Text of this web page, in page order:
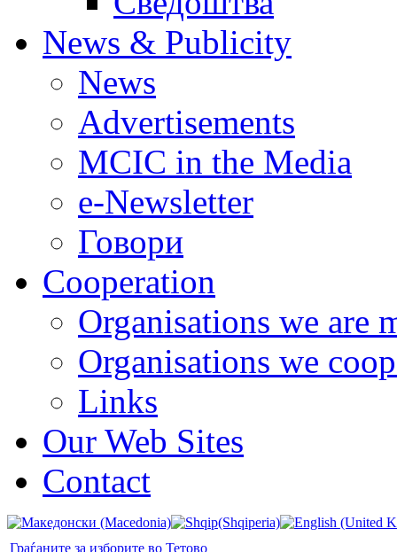
News & Publicity
News
Advertisements
MCIC in the Media
e-Newsletter
Говори
Cooperation
Organisations we are
Organisations we
Links
Our Web Sites
Contact
Граѓаните за изборите во Тетово